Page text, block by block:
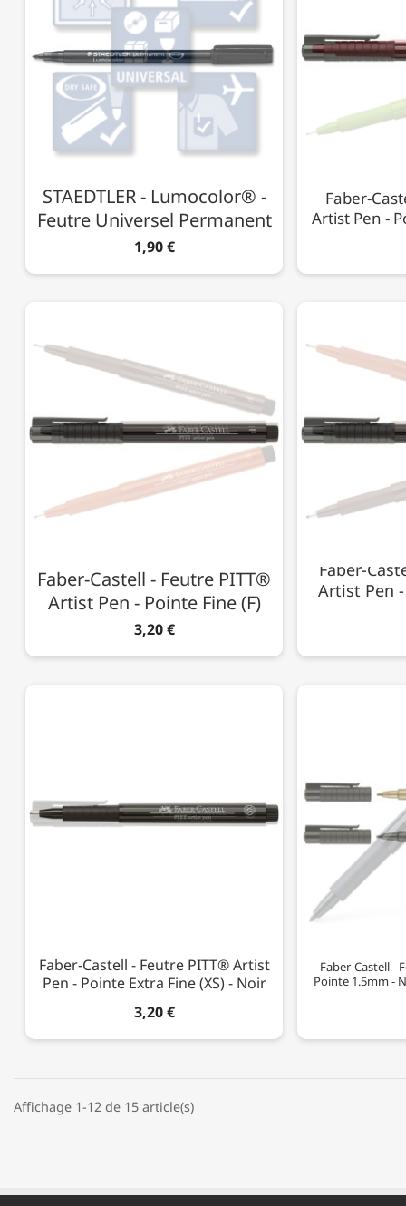
STAEDTLER - Lumocolor® -
Feutre Universel Permanent
1,90 €
Faber-
Artist Pen -
Faber-Castell - Feutre PITT®
Artist Pen - Pointe Fine (F)
3,20 €
Faber-
Artist Pen
Faber-Castell - Feutre PITT® Artist
Pen - Pointe Extra Fine (XS) - Noir
3,20 €
Faber-Castell -
Pointe 1.5mm -
Affichage 1-12 de 15 article(s)